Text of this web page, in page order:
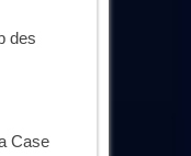
des
Case